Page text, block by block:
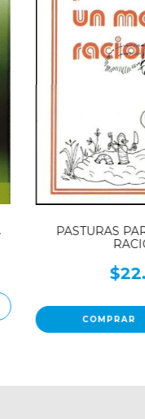
PASTURAS